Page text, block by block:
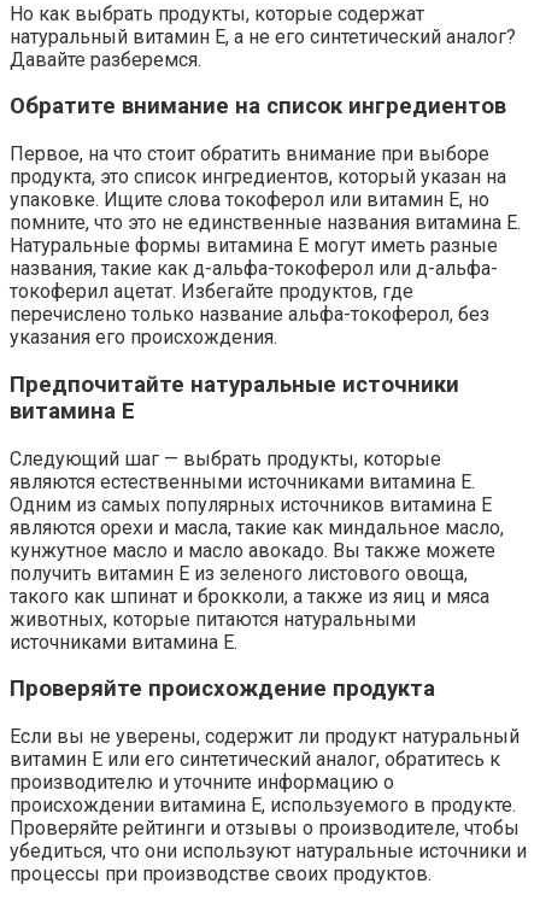
Но как выбрать продукты, которые содержат
натуральный витамин E, а не его синтетический аналог?
Давайте разберемся.
Обратите внимание на список ингредиентов
Первое, на что стоит обратить внимание при выборе
продукта, это список ингредиентов, который указан на
упаковке. Ищите слова токоферол или витамин E, но
помните, что это не единственные названия витамина E.
Натуральные формы витамина E могут иметь разные
названия, такие как д-альфа-токоферол или д-альфа-
токоферил ацетат. Избегайте продуктов, где
перечислено только название альфа-токоферол, без
указания его происхождения.
Предпочитайте натуральные источники
витамина E
Следующий шаг — выбрать продукты, которые
являются естественными источниками витамина E.
Одним из самых популярных источников витамина E
являются орехи и масла, такие как миндальное масло,
кунжутное масло и масло авокадо. Вы также можете
получить витамин E из зеленого листового овоща,
такого как шпинат и брокколи, а также из яиц и мяса
животных, которые питаются натуральными
источниками витамина E.
Проверяйте происхождение продукта
Если вы не уверены, содержит ли продукт натуральный
витамин E или его синтетический аналог, обратитесь к
производителю и уточните информацию о
происхождении витамина E, используемого в продукте.
Проверяйте рейтинги и отзывы о производителе, чтобы
убедиться, что они используют натуральные источники и
процессы при производстве своих продуктов.